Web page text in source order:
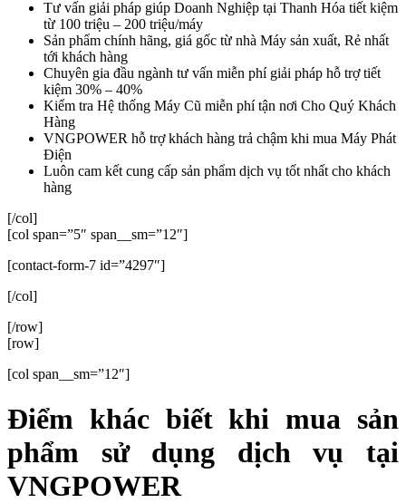
Tư vấn giải pháp giúp Doanh Nghiệp tại Thanh Hóa tiết kiệm
từ 100 triệu – 200 triệu/máy
Sản phẩm chính hãng, giá gốc từ nhà Máy sản xuất, Rẻ nhất
tới khách hàng
Chuyên gia đầu ngành tư vấn miễn phí giải pháp hỗ trợ tiết
kiệm 30% – 40%
Kiểm tra Hệ thống Máy Cũ miễn phí tận nơi Cho Quý Khách
Hàng
VNGPOWER hỗ trợ khách hàng trả chậm khi mua Máy Phát
Điện
Luôn cam kết cung cấp sản phẩm dịch vụ tốt nhất cho khách
hàng
[/col]
[col span=”5″ span__sm=”12″]
[contact-form-7 id=”4297″]
[/col]
[/row]
[row]
[col span__sm=”12″]
Điểm khác biết khi mua sản
phẩm sử dụng dịch vụ tại
VNGPOWER